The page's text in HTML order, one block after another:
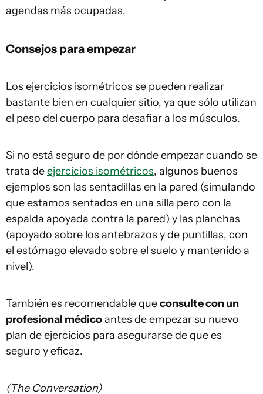
agendas más ocupadas.
Consejos para empezar
Los ejercicios isométricos se pueden realizar
bastante bien en cualquier sitio, ya que sólo utilizan
el peso del cuerpo para desafiar a los músculos.
Si no está seguro de por dónde empezar cuando se
trata deejercicios isométricos, algunos buenos
ejemplos son las sentadillas en la pared (simulando
que estamos sentados en una silla pero con la
espalda apoyada contra la pared) y las planchas
(apoyado sobre los antebrazos y de puntillas, con
el estómago elevado sobre el suelo y mantenido a
nivel).
También es recomendable queconsulte con un
profesional médicoantes de empezar su nuevo
plan de ejercicios para asegurarse de que es
seguro y eficaz.
(The Conversation)